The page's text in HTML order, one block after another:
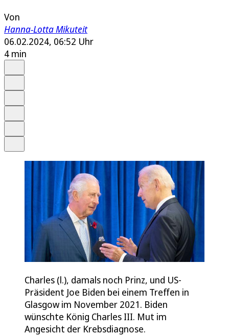
Von
Hanna-Lotta Mikuteit
06.02.2024, 06:52 Uhr
4 min
Charles (l.), damals noch Prinz, und US-
Präsident Joe Biden bei einem Treffen in
Glasgow im November 2021. Biden
wünschte König Charles III. Mut im
Angesicht der Krebsdiagnose.